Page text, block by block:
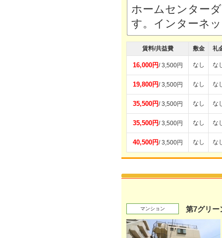
ホームセンター
す。インターネ
賃料/共益費 敷金 礼
16,000円/ 3,500円 なし な
19,800円/ 3,500円 なし な
35,500円/ 3,500円 なし な
35,500円/ 3,500円 なし な
40,500円/ 3,500円 なし な
マンション 第7グリー